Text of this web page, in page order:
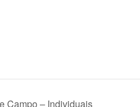
Campo – Individuais